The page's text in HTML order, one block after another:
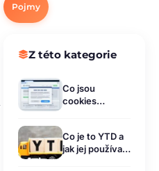
Pojmy
Z této kategorie
Co jsou
cookies
lišta?
Co je to YTD a
jak jej používat